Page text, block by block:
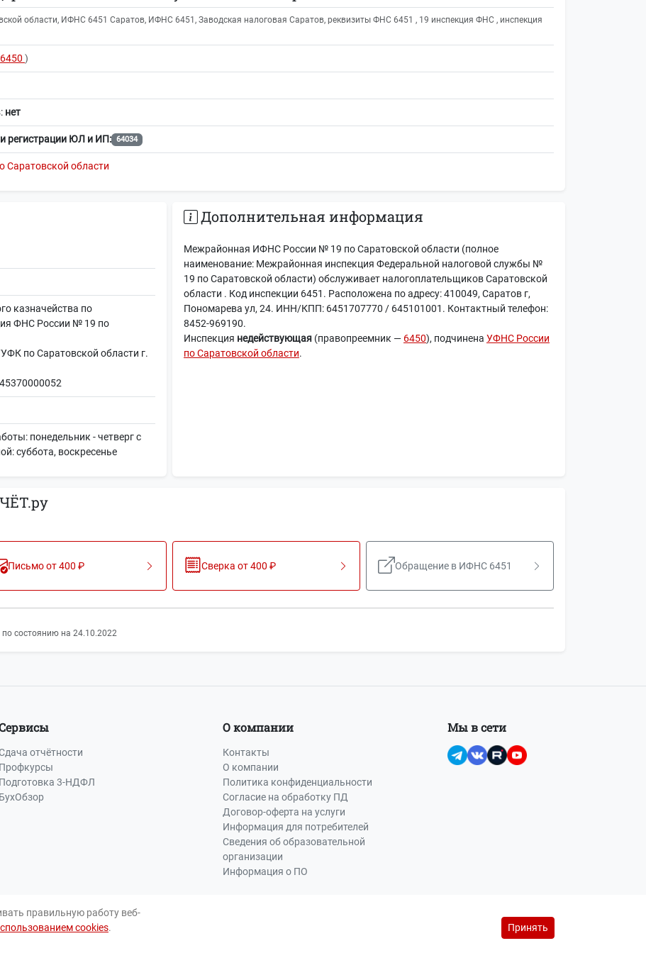
области, ИФНС 6451 Саратов, ИФНС 6451, Заводская налоговая Саратов, реквизиты ФНС 6451 , 19 инспекция ФНС , инспекция
6450 )
нет
регистрации ЮЛ и ИП: 64034
Саратовской области
казначейства по
ФНС России № 19 по
по Саратовской области г.
понедельник - четверг с
суббота, воскресенье
Дополнительная информация
Межрайонная ИФНС России № 19 по Саратовской области (полное
наименование: Межрайонная инспекция Федеральной налоговой службы №
19 по Саратовской области) обслуживает налогоплательщиков Саратовской
области . Код инспекции 6451. Расположена по адресу: 410049, Саратов г,
Пономарева ул, 24. ИНН/КПП: 6451707770 / 645101001. Контактный телефон:
8452-969190.
Инспекция недействующая (правопреемник — 6450), подчинена УФНС России
по Саратовской области.
Письмо от 400 ₽ Сверка от 400 ₽ Обращение в ИФНС 6451
состоянию на 24.10.2022
отчётности
Профкурсы
Подготовка 3-НДФЛ
БухОбзор
О компании
Контакты
О компании
Политика конфиденциальности
Согласие на обработку ПД
Договор-оферта на услуги
Информация для потребителей
Сведения об образовательной
организации
Информация о ПО
Мы в сети
правильную работу веб-
cookies. Принять